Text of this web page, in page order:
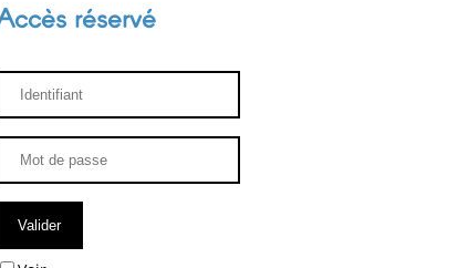
ENSEIGNEMENT
réservé